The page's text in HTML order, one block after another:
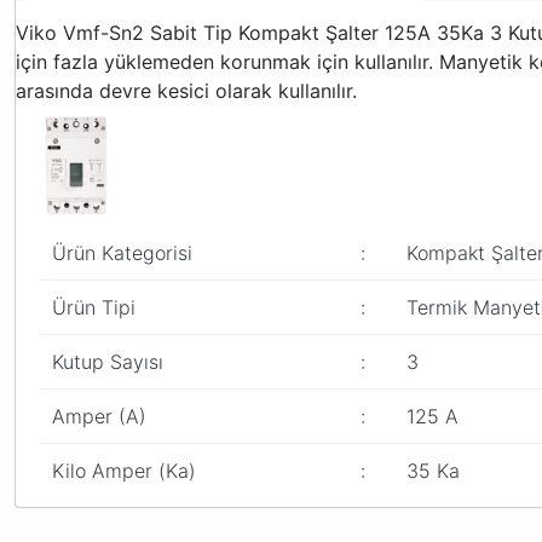
Viko Vmf-Sn2 Sabit Tip Kompakt Şalter 125A 35Ka 3
için fazla yüklemeden korunmak için kullanılır.
arasında devre kesici olarak kullanılır.
Ürün Kategorisi : Kompakt
Ürün Tipi : Termik
Kutup Sayısı : 3
Amper (A) : 125 A
Kilo Amper (Ka) : 35 Ka